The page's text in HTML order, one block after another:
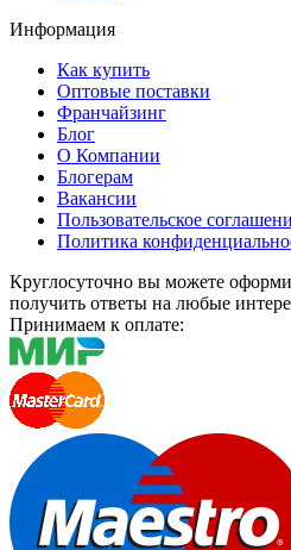
Информация
Как купить
Оптовые поставки
Франчайзинг
Блог
О Компании
Блогерам
Вакансии
Пользовательское
Политика
Круглосуточно вы можете
получить ответы на любые
Принимаем к оплате: